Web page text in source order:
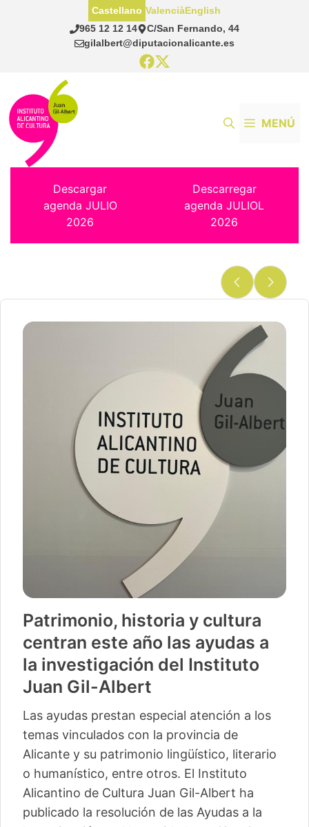
965 12 12 14
C/San Fernando, 44
gilalbert@diputacionalicante.es
Castellano ValenciàEnglish
MENÚ
Descargar
agenda JULIO
2026
Descarregar
agenda JULIOL
2026
Patrimonio, historia y cultura
centran este año las ayudas a
la investigación del Instituto
Juan Gil-Albert
Las ayudas prestan especial atención a los
temas vinculados con la provincia de
Alicante y su patrimonio lingüístico, literario
o humanístico, entre otros. El Instituto
Alicantino de Cultura Juan Gil-Albert ha
publicado la resolución de las Ayudas a la